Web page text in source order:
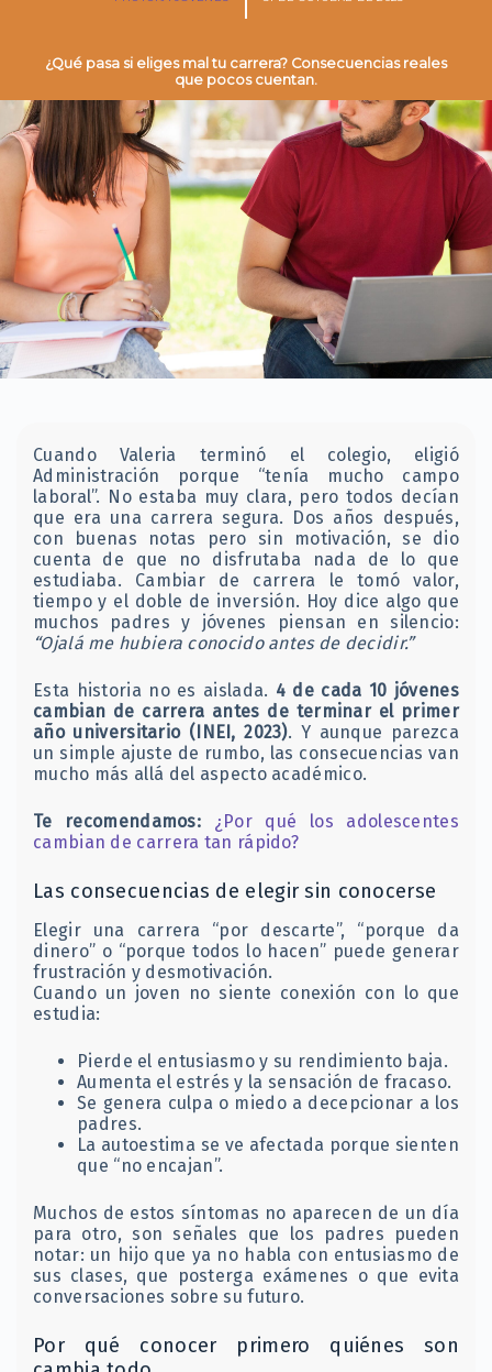
¿Qué pasa si eliges mal tu carrera? Consecuencias reales
que pocos cuentan.
Cuando Valeria terminó el colegio, eligió
Administración porque “tenía mucho campo
laboral”. No estaba muy clara, pero todos decían
que era una carrera segura. Dos años después,
con buenas notas pero sin motivación, se dio
cuenta de que no disfrutaba nada de lo que
estudiaba. Cambiar de carrera le tomó valor,
tiempo y el doble de inversión. Hoy dice algo que
muchos padres y jóvenes piensan en silencio:
“Ojalá me hubiera conocido antes de decidir.”
Esta historia no es aislada. 4 de cada 10 jóvenes
cambian de carrera antes de terminar el primer
año universitario (INEI, 2023). Y aunque parezca
un simple ajuste de rumbo, las consecuencias van
mucho más allá del aspecto académico.
Te recomendamos:
¿Por qué los adolescentes
cambian de carrera tan rápido?
Las consecuencias de elegir sin conocerse
Elegir una carrera “por descarte”, “porque da
dinero” o “porque todos lo hacen” puede generar
frustración y desmotivación.
Cuando un joven no siente conexión con lo que
estudia:
Pierde el entusiasmo y su rendimiento baja.
Aumenta el estrés y la sensación de fracaso.
Se genera culpa o miedo a decepcionar a los
padres.
La autoestima se ve afectada porque sienten
que “no encajan”.
Muchos de estos síntomas no aparecen de un día
para otro, son señales que los padres pueden
notar: un hijo que ya no habla con entusiasmo de
sus clases, que posterga exámenes o que evita
conversaciones sobre su futuro.
Por qué conocer primero quiénes son